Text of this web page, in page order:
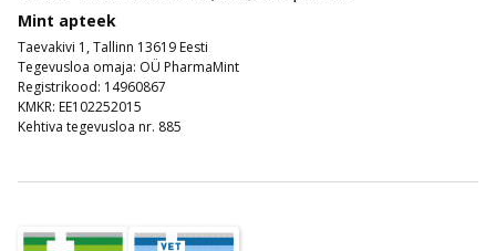
Mint apteek
Taevakivi 1, Tallinn 13619 Eesti
Tegevusloa omaja: OÜ PharmaMint
Registrikood: 14960867
KMKR: EE102252015
Kehtiva tegevusloa nr. 885